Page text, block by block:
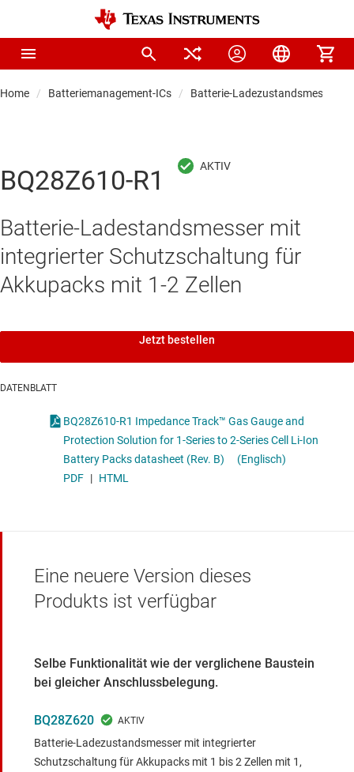
Home Batteriemanagement-ICs Batterie-Ladezustandsmesser
BQ28Z610-R1
Batterie-Ladestandsmesser mit
integrierter Schutzschaltung für
Akkupacks mit 1-2 Zellen
Jetzt bestellen
DATENBLATT
BQ28Z610-R1 Impedance Track™ Gas Gauge and
Protection Solution for 1-Series to 2-Series Cell Li-Ion
Battery Packs datasheet (Rev. B)
(Englisch)
PDF | HTML
Eine neuere Version dieses
Produkts ist verfügbar
Selbe Funktionalität wie der verglichene Baustein
bei gleicher Anschlussbelegung.
BQ28Z620
Batterie-Ladezustandsmesser mit integrierter
Schutzschaltung für Akkupacks mit 1 bis 2 Zellen mit 1,